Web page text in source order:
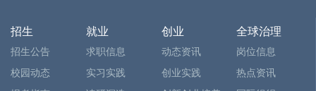
招生
招生公告
校园动态
就业
求职信息
实习实践
创业
动态资讯
创业实践
全球治理
岗位信息
热点资讯